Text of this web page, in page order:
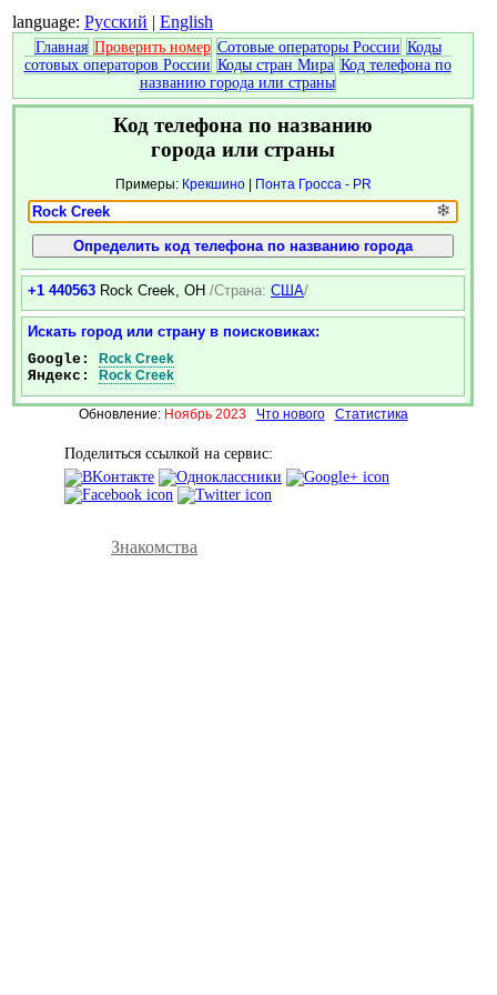
language: Русский | English
Главная Проверить номер Сотовые операторы России Коды
сотовых операторов России Коды стран Мира Код телефона по
названию города или страны
Код телефона по названию
города или страны
Примеры: Крекшино| Понта Гросса - PR
❄
+1 440563 Rock Creek, OH /Страна: США/
Искать город или страну в поисковиках:
Google: Rock Creek
Яндекс: Rock Creek
Обновление: Ноябрь 2023 Что нового Статистика
Поделиться ссылкой на сервис:
Знакомства